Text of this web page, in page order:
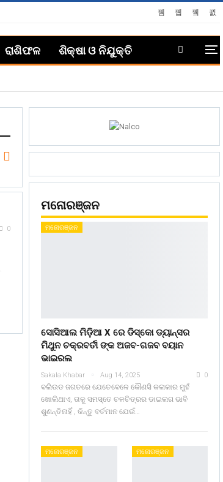
ରାଶିଫଳ ଶିକ୍ଷା ଓ ନିଯୁକ୍ତି
0
ମନୋରଞ୍ଜନ
ମନୋରଞ୍ଜନ
ସୋସିଆଲ ମିଡ଼ିଆ X ରେ ଡିସ୍କୋ ଡ୍ୟାନ୍ସର
ମିଥୁନ ଚକ୍ରବର୍ତୀ ଙ୍କ ଅଜବ-ଗଜବ ବୟାନ
ଭାଇରଲ
Sakala Khabar Aug 14, 2025 0
ବଲିଉଡ ଜଗତରେ ଯେତେବେଳେ କୌଣସି କଳାକାର ମୁହଁ
ଖୋଲିଥାଏ, ତାକୁ ସମସ୍ତେ ଚଳଚିତ୍ରର ଡାଇଲଗ ଭାବି
ଶୁଣନ୍ତିନାହିଁ , କିନ୍ତୁ ବର୍ତମାନ ଯେଉଁ…
ମନୋରଞ୍ଜନ ମନୋରଞ୍ଜନ